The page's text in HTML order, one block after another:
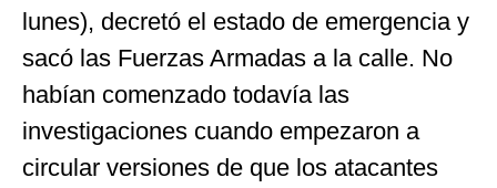
lunes), decretó el estado de emergencia y
sacó las Fuerzas Armadas a la calle. No
habían comenzado todavía las
investigaciones cuando empezaron a
circular versiones de que los atacantes